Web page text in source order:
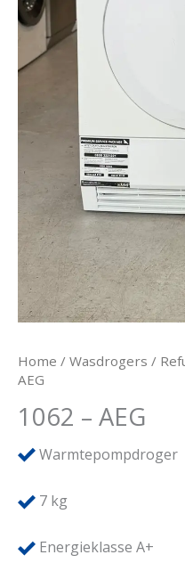
Home / Wasdrogers /
AEG
1062 – AEG
Warmtepompdroger
7 kg
Energieklasse A+